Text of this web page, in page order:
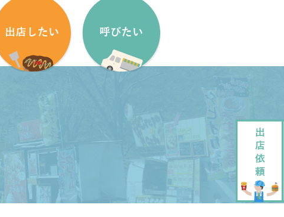
加盟申し込みフォーム
キッチンカーをはじめたい方へ
キッチンカー製作・販売
出店依頼フォーム
加盟キッチンカー紹介
企画・運営させていただきます